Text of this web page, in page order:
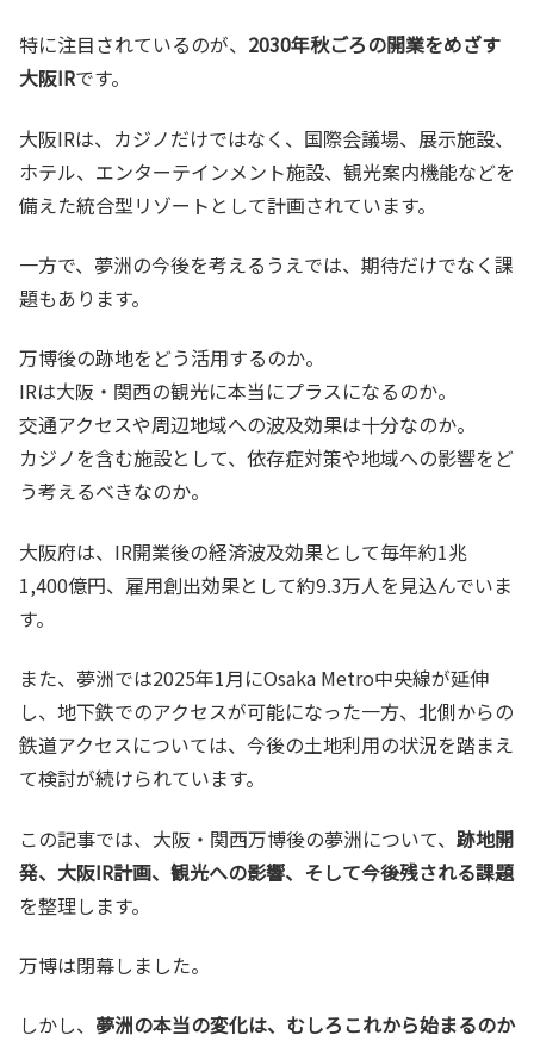
特に注目されているのが、 2030年秋ごろの開業をめざす
大阪IRです。
大阪IRは、カジノだけではなく、国際会議場、展示施設、
ホテル、エンターテインメント施設、観光案内機能などを
備えた統合型リゾートとして計画されています。
一方で、夢洲の今後を考えるうえでは、期待だけでなく課
題もあります。
万博後の跡地をどう活用するのか。
IRは大阪・関西の観光に本当にプラスになるのか。
交通アクセスや周辺地域への波及効果は十分なのか。
カジノを含む施設として、依存症対策や地域への影響をど
う考えるべきなのか。
大阪府は、IR開業後の経済波及効果として毎年約1兆
1,400億円、雇用創出効果として約9.3万人を見込んでいま
す。
また、夢洲では2025年1月にOsaka Metro中央線が延伸
し、地下鉄でのアクセスが可能になった一方、北側からの
鉄道アクセスについては、今後の土地利用の状況を踏まえ
て検討が続けられています。
この記事では、大阪・関西万博後の夢洲について、 跡地開
発、大阪IR計画、観光への影響、そして今後残される課題
を整理します。
万博は閉幕しました。
しかし、 夢洲の本当の変化は、むしろこれから始まるのか